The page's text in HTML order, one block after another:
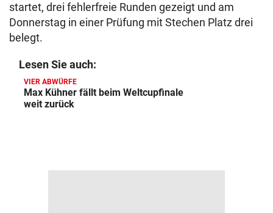
startet, drei fehlerfreie Runden gezeigt und am
Donnerstag in einer Prüfung mit Stechen Platz drei
belegt.
Lesen Sie auch:
VIER ABWÜRFE
Max Kühner fällt beim Weltcupfinale
weit zurück